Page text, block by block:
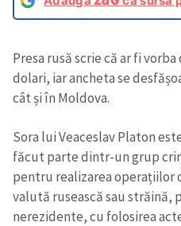
Presa rusă scrie că ar fi
dolari, iar ancheta se
cât și în Moldova.
Sora lui Veaceslav Platon
făcut parte dintr-un grup
pentru realizarea operațiilor
valută rusească sau străină,
nerezidente, cu folosirea